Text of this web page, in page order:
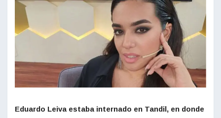
Eduardo Leiva estaba internado en Tandil, en donde